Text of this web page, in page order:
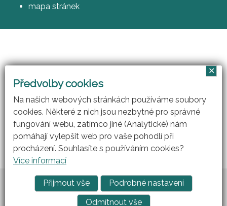
mapa stránek
(CZ.1.07/1.3.00/51.0007)
Vytvořil
ARGON systems
Tvorba webových stránekRAZ DVA WEB
Předvolby cookies
Na našich webových stránkách používáme soubory
cookies. Některé z nich jsou nezbytné pro správné
fungování webu, zatímco jiné (Analytické) nám
pomáhají vylepšit web pro vaše pohodlí při
procházení. Souhlasíte s používáním cookies?
Více informací
Přijmout vše
Podrobné nastavení
Odmítnout vše
✕